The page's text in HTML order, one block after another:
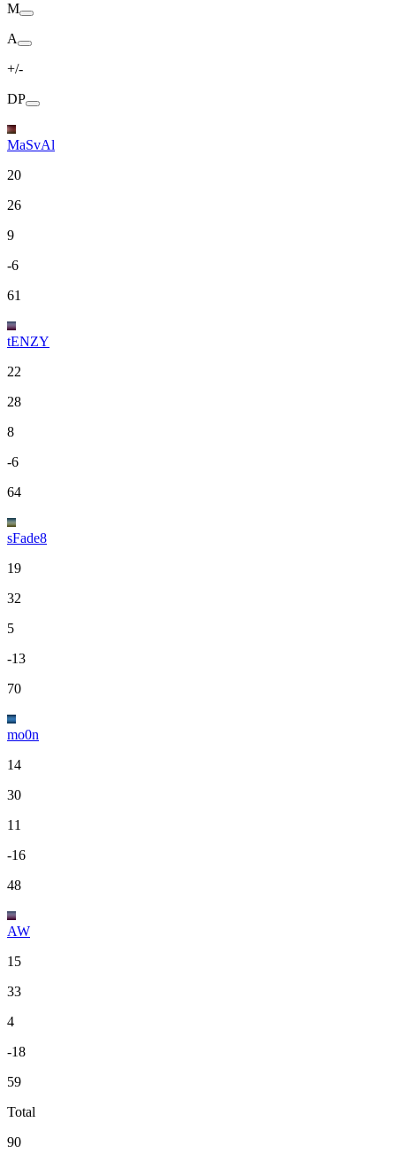
M
A
+/-
DP
MaSvAl
20
26
9
-6
61
tENZY
22
28
8
-6
64
sFade8
19
32
5
-13
70
mo0n
14
30
11
-16
48
AW
15
33
4
-18
59
Total
90